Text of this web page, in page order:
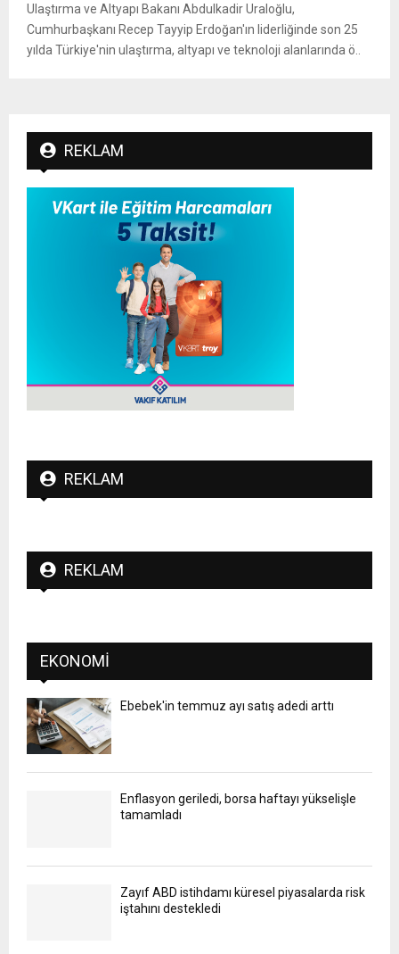
Ulaştırma ve Altyapı Bakanı Abdulkadir Uraloğlu,
Cumhurbaşkanı Recep Tayyip Erdoğan'ın liderliğinde son 25
yılda Türkiye'nin ulaştırma, altyapı ve teknoloji alanlarında ö..
REKLAM
REKLAM
REKLAM
EKONOMI
Ebebek'in temmuz ayı satış adedi arttı
Enflasyon geriledi, borsa haftayı yükselişle
tamamladı
Zayıf ABD istihdamı küresel piyasalarda risk
iştahını destekledi